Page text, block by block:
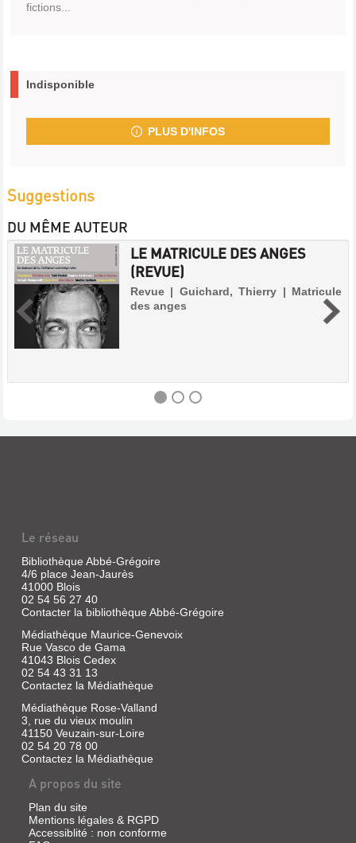
fictions...
Indisponible
PLUS D'INFOS
Suggestions
DU MÊME AUTEUR
LE MATRICULE DES ANGES
(REVUE)
Revue | Guichard, Thierry | Matricule
des anges
Revue
Guichard,
Thierry
Matricule
des
anges
SOIGNER
LES
ÂMES
Article
Guichard,
Thierry
(Matricule
des
Le réseau
Bibliothèque Abbé-Grégoire
4/6 place Jean-Jaurès
41000 Blois
02 54 56 27 40
Contacter la bibliothèque Abbé-Grégoire
Médiathèque Maurice-Genevoix
Rue Vasco de Gama
41043 Blois Cedex
02 54 43 31 13
Contactez la Médiathèque
Médiathèque Rose-Valland
3, rue du vieux moulin
41150 Veuzain-sur-Loire
02 54 20 78 00
Contactez la Médiathèque
A propos du site
Plan du site
Mentions légales & RGPD
Accessiblité : non conforme